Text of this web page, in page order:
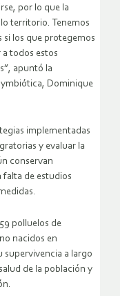
por lo que la
territorio. Tenemos
si los que protegemos
todos estos
apuntó la
Dominique
implementadas
y evaluar la
conservan
falta de estudios
polluelos de
nacidos en
supervivencia a largo
de la población y